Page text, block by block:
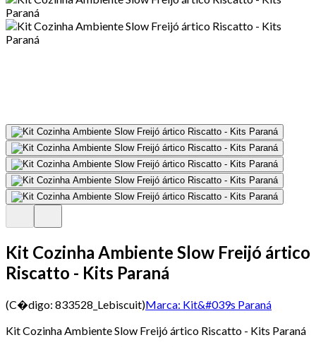
Kit Cozinha Ambiente Slow Freijó ártico
Riscatto - Kits Paraná
(C�digo: 833528_Lebiscuit)Marca: Kit&#039s Paraná
Kit Cozinha Ambiente Slow Freijó ártico Riscatto - Kits Paraná